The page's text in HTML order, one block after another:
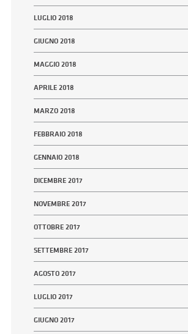
LUGLIO 2018
GIUGNO 2018
MAGGIO 2018
APRILE 2018
MARZO 2018
FEBBRAIO 2018
GENNAIO 2018
DICEMBRE 2017
NOVEMBRE 2017
OTTOBRE 2017
SETTEMBRE 2017
AGOSTO 2017
LUGLIO 2017
GIUGNO 2017